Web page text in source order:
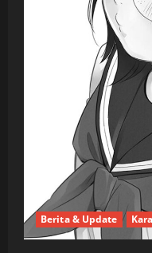
Berita & Update